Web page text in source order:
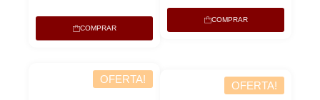
73,84
Revenda por
Compre por
Lucre
Compre
COMPRAR
COMPRAR
OFERTA! OFERTA!